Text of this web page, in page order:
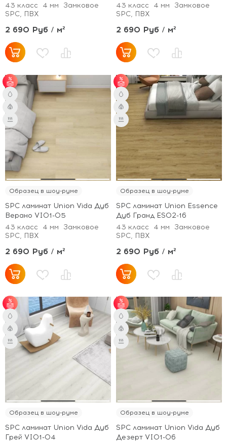
43 класс
4 мм
Замковое
SPC, ПВХ
2 690 Руб / м²
43 класс
4 мм
Замковое
SPC, ПВХ
2 690 Руб / м²
от 51 м² - скидка 3%;
от 101 м² - скидка 5%.
Образец в шоу-руме
SPC ламинат Union Vida Дуб
Верано VI01-05
43 класс
4 мм
Замковое
SPC, ПВХ
2 690 Руб / м²
от 51 м² - скидка 3%;
от 101 м² - скидка 5%.
Образец в шоу-руме
SPC ламинат Union Essence
Дуб Гранд ES02-16
43 класс
4 мм
Замковое
SPC, ПВХ
2 690 Руб / м²
от 51 м² - скидка 3%;
от 101 м² - скидка 5%.
Образец в шоу-руме
SPC ламинат Union Vida Дуб
Грей VI01-04
от 51 м² - скидка 3%;
от 101 м² - скидка 5%.
Образец в шоу-руме
SPC ламинат Union Vida Дуб
Дезерт VI01-06